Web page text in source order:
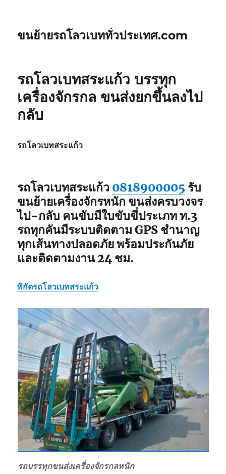
ขนย้ายรถโลวเบททั่วประเทศ.com
รถโลวเบทสระแก้ว บรรทุก
เครื่องจักรกล ขนส่งยกขึ้นลงไป
กลับ
รถโลวเบทสระแก้ว
รถโลวเบทสระแก้ว 0818900005 รับ
ขนย้ายเครื่องจักรหนัก ขนส่งครบวงจร
ไป-กลับ คนขับมีใบขับขี่ประเภท ท.3
รถทุกคันมีระบบติดตาม GPS ชำนาญ
ทุกเส้นทางปลอดภัย พร้อมประกันภัย
และติดตามงาน 24 ชม.
พิกัดรถโลวเบทสระแก้ว
รถบรรทุกขนส่งเครื่องจักรกลหนัก